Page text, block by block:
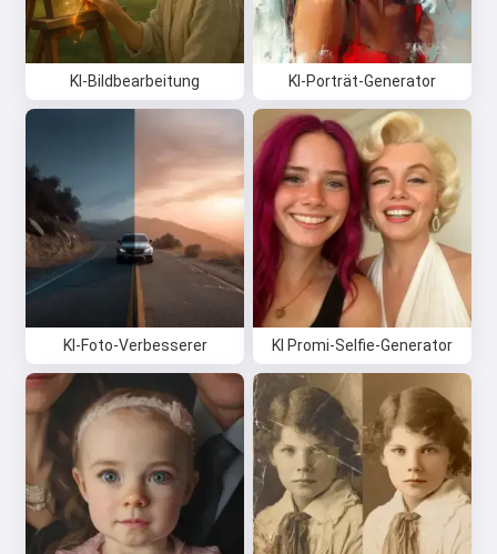
KI-Bildbearbeitung KI-Porträt-Generator
KI-Foto-Verbesserer KI Promi-Selfie-Generator